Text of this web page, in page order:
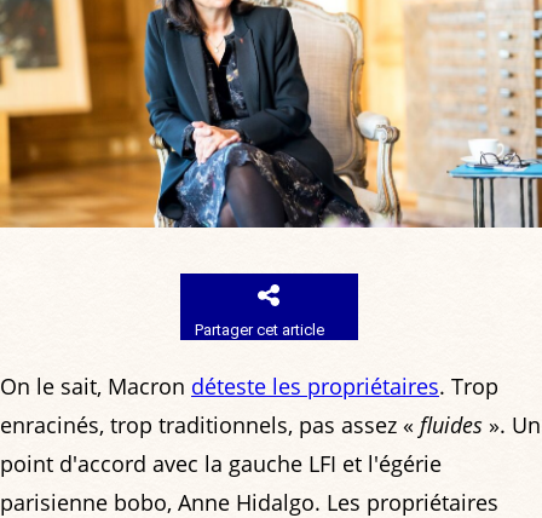
Partager cet article
On le sait, Macron déteste les propriétaires. Trop
enracinés, trop traditionnels, pas assez « fluides ». Un
point d'accord avec la gauche LFI et l'égérie
parisienne bobo, Anne Hidalgo. Les propriétaires